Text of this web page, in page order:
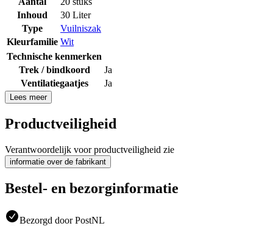
Inhoud
30 Liter
Type
Vuilniszak
Kleurfamilie Wit
Technische kenmerken
Trek / bindkoord
Ja
Ventilatiegaatjes
Ja
Lees meer
Productveiligheid
Verantwoordelijk voor productveiligheid zie
informatie over de fabrikant
Bestel- en bezorginformatie
Bezorgd door PostNL